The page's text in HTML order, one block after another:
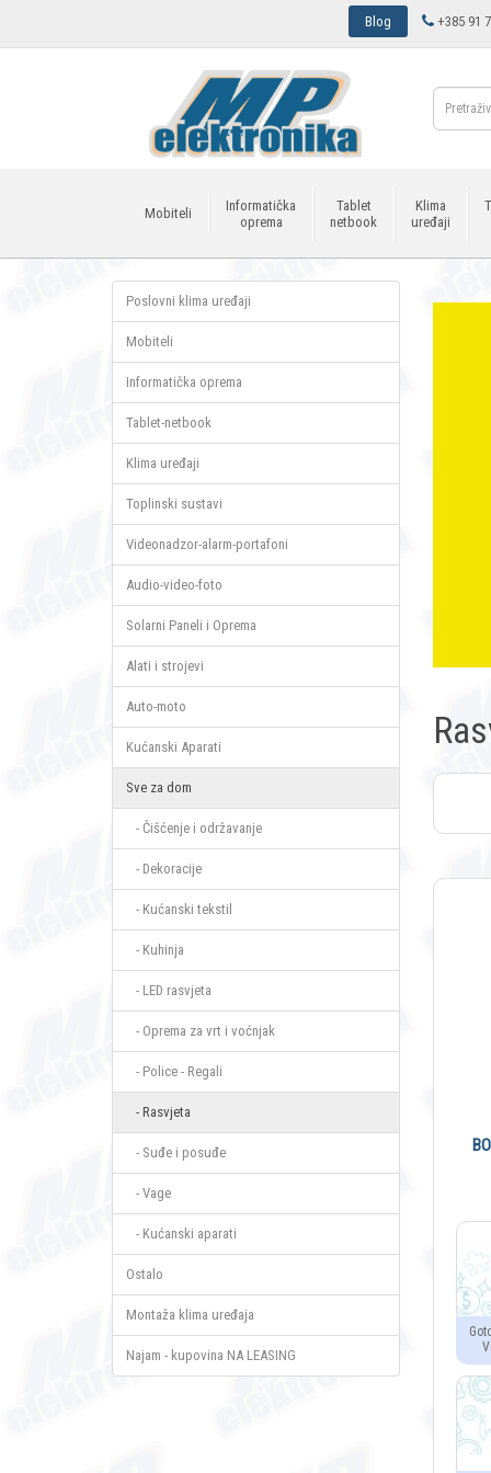
Blog +385 91
Mobiteli
Informatička
oprema
Tablet
netbook
Klima
uređaji
Poslovni klima uređaji
Mobiteli
Informatička oprema
Tablet-netbook
Klima uređaji
Toplinski sustavi
Videonadzor-alarm-portafoni
Audio-video-foto
Solarni Paneli i Oprema
Alati i strojevi
Auto-moto
Kućanski Aparati
Sve za dom
- Čišćenje i održavanje
- Dekoracije
- Kućanski tekstil
- Kuhinja
- LED rasvjeta
- Oprema za vrt i voćnjak
- Police - Regali
- Rasvjeta
- Suđe i posuđe
- Vage
- Kućanski aparati
Ostalo
Montaža klima uređaja
Najam - kupovina NA LEASING